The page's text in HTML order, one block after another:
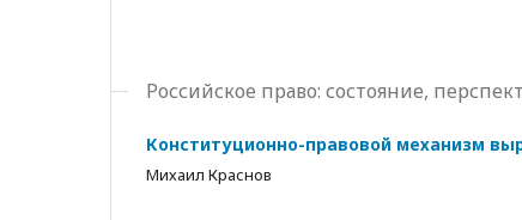
Российское право: состояние,
Конституционно-правовой механизм
Михаил Краснов